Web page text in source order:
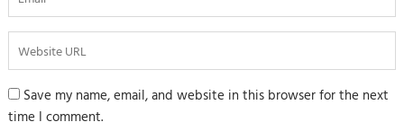
Save my name, email, and website in this browser for the next
time I comment.